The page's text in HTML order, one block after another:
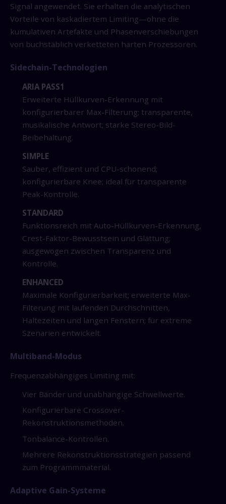
Signal angewendet. Sie erhalten die analytischen
Vorteile von kaskadiertem Limiting—ohne die
kumulativen Artefakte und Phasenverschiebungen
von buchstäblich verketteten harten Prozessoren.
Sidechain-Technologien
ARIA PASS1
Erweiterte Hüllkurven-Erkennung mit
konfigurierbarer Max-Filterung; transparente,
musikalische Antwort; starke Stereo-Bild-
Beibehaltung.
SIMPLE
Sauber, effizient und CPU-schonend;
konfigurierbare Knee; ideal für transparente
Peak-Kontrolle.
STANDARD
Funktionsreich mit Auto-Hüllkurven-Erkennung,
Crest-Faktor-Bewusstsein und Glättung;
ausgewogen zwischen Transparenz und
Kontrolle.
ENHANCED
Maximale Konfigurierbarkeit; erweiterte Max-
Filterung mit laufenden Durchschnitten,
Haltezeiten und langen Fenstern; für extreme
Szenarien entwickelt.
Multiband-Modus
Frequenzabhängiges Limiting mit:
Vier Bänder und unabhängige Schwellwerte.
Konfigurierbare Crossover-
Rekonstruktionsmethoden.
Tonbalance-Kontrollen.
Mehrere Rekonstruktionsstrategien passend
zum Programmmaterial.
Adaptive Gain-Systeme